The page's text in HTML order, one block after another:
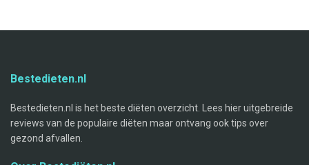
Bestedieten.nl
Bestedieten.nl is het beste diëten overzicht. Lees hier uitgebreide
reviews van de populaire diëten maar ontvang ook tips over
gezond afvallen.